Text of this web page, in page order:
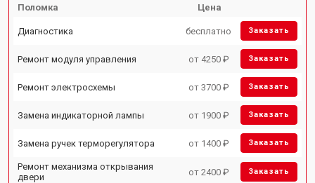
Поломка Цена
Диагностика бесплатно Заказать
Ремонт модуля управления от 4250 ₽ Заказать
Ремонт электросхемы от 3700 ₽ Заказать
Замена индикаторной лампы от 1900 ₽ Заказать
Замена ручек терморегулятора от 1400 ₽ Заказать
Ремонт механизма открывания
двери
от 2400 ₽ Заказать